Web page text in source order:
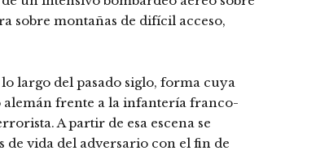
sobre montañas de difícil acceso,
largo del pasado siglo, forma cuya
alemán frente a la infantería franco-
A partir de esa escena se
vida del adversario con el fin de